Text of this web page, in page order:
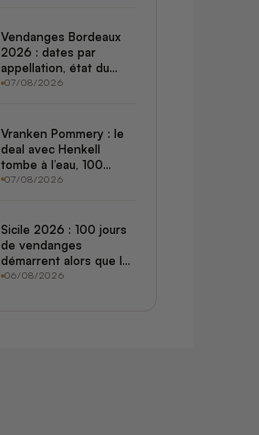
Vendanges Bordeaux
2026 : dates par
appellation, état du
vignoble et potentiel
07/08/2026
Vranken Pommery : le
deal avec Henkell
tombe à l’eau, 100
millions d’actifs
07/08/2026
Sicile 2026 : 100 jours
de vendanges
démarrent alors que le
reste de l’Europe tire
06/08/2026